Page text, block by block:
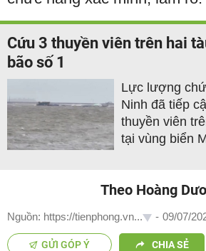
Cứu 3 thuyền viên trên hai
bão số 1
Lực lượng
Ninh đã tiếp
thuyền viên
tại vùng biển
Theo Hoàng
Nguồn: https://tienphong.vn... - 09/07/
GỬI GÓP Ý CHIA SẺ